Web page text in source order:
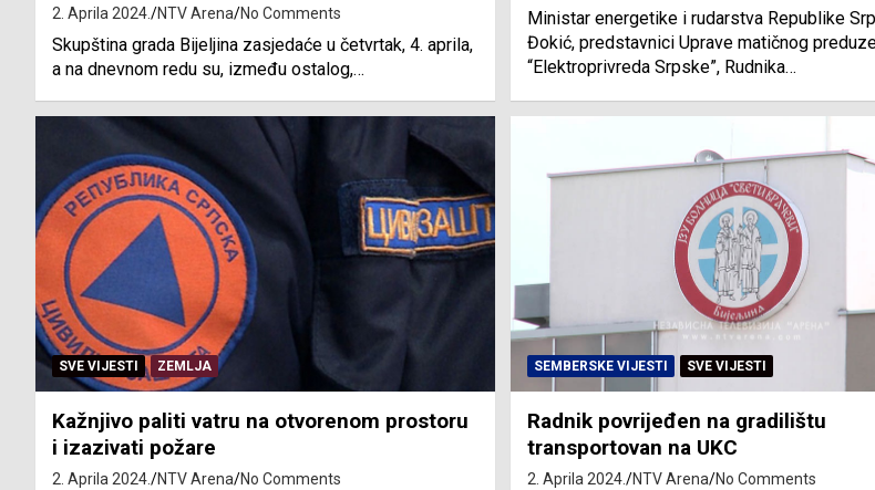
2. Aprila 2024. NTV Arena No Comments
Skupština grada Bijeljina zasjedaće u četvrtak, 4. aprila,
a na dnevnom redu su, između ostalog,…
Ministar energetike i rudarstva Republike
Đokić, predstavnici Uprave matičnog
“Elektroprivreda Srpske”, Rudnika…
SVE VIJESTI ZEMLJA
Kažnjivo paliti vatru na otvorenom prostoru
i izazivati požare
2. Aprila 2024. NTV Arena No Comments
SEMBERSKE VIJESTI SVE VIJESTI
Radnik povrijeđen na gradilištu
transportovan na UKC
2. Aprila 2024. NTV Arena No Comments